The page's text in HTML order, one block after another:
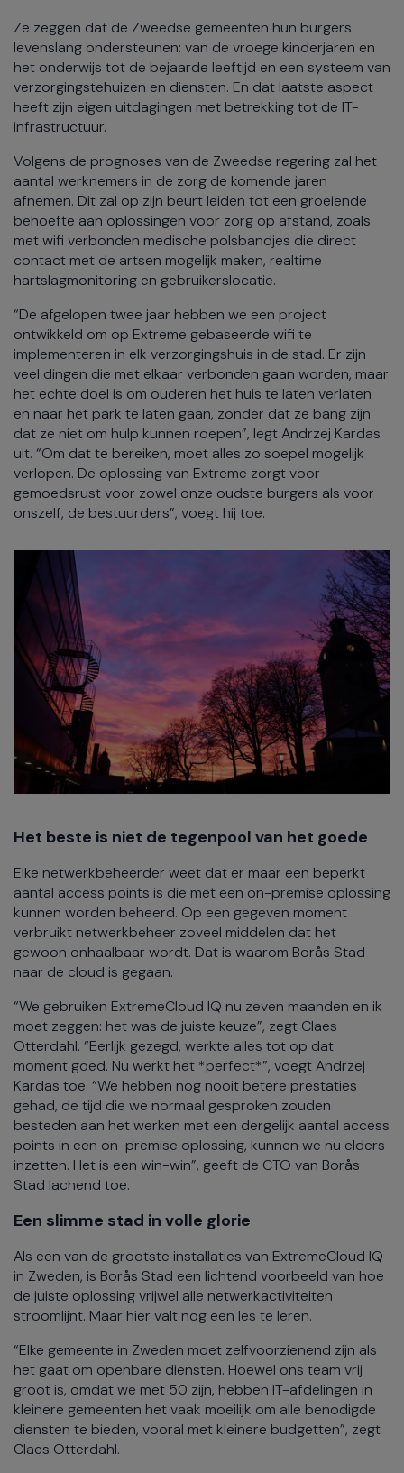
Ze zeggen dat de Zweedse gemeenten hun burgers
levenslang ondersteunen: van de vroege kinderjaren en
het onderwijs tot de bejaarde leeftijd en een systeem van
verzorgingstehuizen en diensten. En dat laatste aspect
heeft zijn eigen uitdagingen met betrekking tot de IT-
infrastructuur.
Volgens de prognoses van de Zweedse regering zal het
aantal werknemers in de zorg de komende jaren
afnemen. Dit zal op zijn beurt leiden tot een groeiende
behoefte aan oplossingen voor zorg op afstand, zoals
met wifi verbonden medische polsbandjes die direct
contact met de artsen mogelijk maken, realtime
hartslagmonitoring en gebruikerslocatie.
“De afgelopen twee jaar hebben we een project
ontwikkeld om op Extreme gebaseerde wifi te
implementeren in elk verzorgingshuis in de stad. Er zijn
veel dingen die met elkaar verbonden gaan worden, maar
het echte doel is om ouderen het huis te laten verlaten
en naar het park te laten gaan, zonder dat ze bang zijn
dat ze niet om hulp kunnen roepen”, legt Andrzej Kardas
uit. “Om dat te bereiken, moet alles zo soepel mogelijk
verlopen. De oplossing van Extreme zorgt voor
gemoedsrust voor zowel onze oudste burgers als voor
onszelf, de bestuurders”, voegt hij toe.
Het beste is niet de tegenpool van het goede
Elke netwerkbeheerder weet dat er maar een beperkt
aantal access points is die met een on-premise oplossing
kunnen worden beheerd. Op een gegeven moment
verbruikt netwerkbeheer zoveel middelen dat het
gewoon onhaalbaar wordt. Dat is waarom Borås Stad
naar de cloud is gegaan.
“We gebruiken ExtremeCloud IQ nu zeven maanden en ik
moet zeggen: het was de juiste keuze”, zegt Claes
Otterdahl. “Eerlijk gezegd, werkte alles tot op dat
moment goed. Nu werkt het *perfect*”, voegt Andrzej
Kardas toe. “We hebben nog nooit betere prestaties
gehad, de tijd die we normaal gesproken zouden
besteden aan het werken met een dergelijk aantal access
points in een on-premise oplossing, kunnen we nu elders
inzetten. Het is een win-win”, geeft de CTO van Borås
Stad lachend toe.
Een slimme stad in volle glorie
Als een van de grootste installaties van ExtremeCloud IQ
in Zweden, is Borås Stad een lichtend voorbeeld van hoe
de juiste oplossing vrijwel alle netwerkactiviteiten
stroomlijnt. Maar hier valt nog een les te leren.
“Elke gemeente in Zweden moet zelfvoorzienend zijn als
het gaat om openbare diensten. Hoewel ons team vrij
groot is, omdat we met 50 zijn, hebben IT-afdelingen in
kleinere gemeenten het vaak moeilijk om alle benodigde
diensten te bieden, vooral met kleinere budgetten”, zegt
Claes Otterdahl.